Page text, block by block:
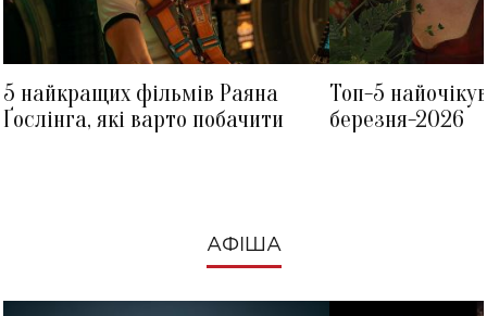
5 найкращих фільмів Раяна
Ґослінга, які варто побачити
Топ-5
березня-2026
АФІША